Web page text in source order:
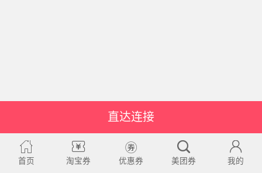
直达连接
首页 淘宝券 优惠券 美团券 我的